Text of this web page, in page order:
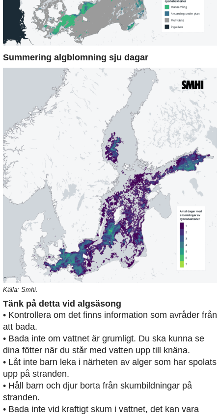
Summering algblomning sju dagar
Källa: Smhi.
Tänk på detta vid algsäsong
• Kontrollera om det finns information som avråder från
att bada.
• Bada inte om vattnet är grumligt. Du ska kunna se
dina fötter när du står med vatten upp till knäna.
• Låt inte barn leka i närheten av alger som har spolats
upp på stranden.
• Håll barn och djur borta från skumbildningar på
stranden.
• Bada inte vid kraftigt skum i vattnet, det kan vara